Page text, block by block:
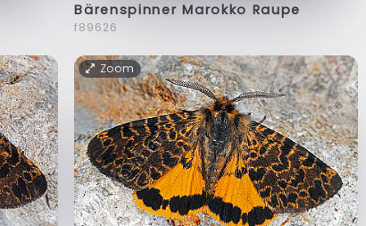
Bärenspinner Marokko Raupe
f89626
Zoom